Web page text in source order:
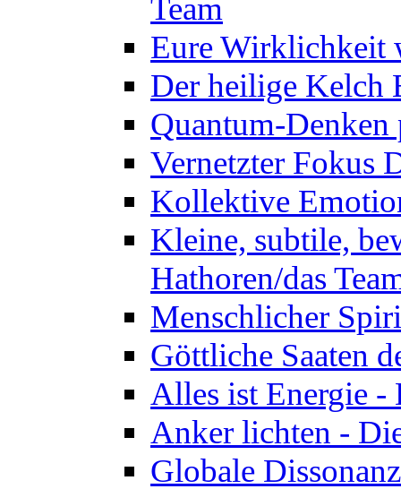
Team
Eure Wirklichkeit
Der heilige Kelch
Quantum-Denken
Vernetzter Fokus
Kollektive
Kleine, subtile,
Hathoren/das
Menschlicher
Göttliche Saaten
Alles ist Energie -
Anker lichten -
Globale